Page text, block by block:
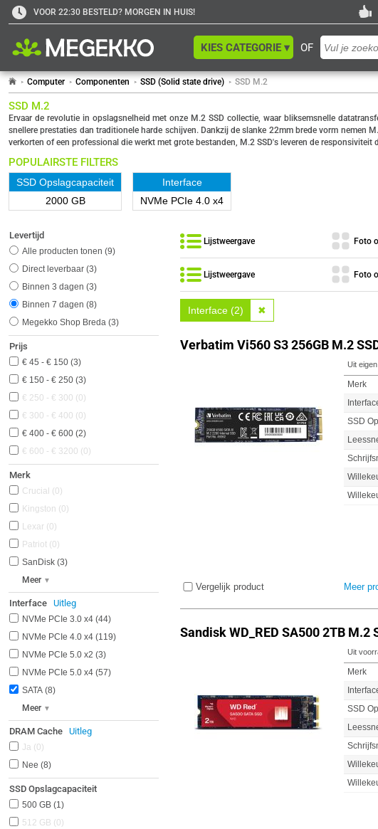
VOOR 22:30 BESTELD? MORGEN IN HUIS!
OF
KIES CATEGORIE ▾
Computer Componenten SSD (Solid state drive) SSD M.2
POPULAIRSTE FILTERS
SSD Opslagcapaciteit
2000 GB
Interface
NVMe PCIe 4.0 x4
Levertijd
Alle producten tonen 9
Direct leverbaar 3
Binnen 3 dagen 3
Binnen 7 dagen 8
Megekko Shop Breda 3
Prijs
€ 45 - € 150 3
€ 150 - € 250 3
€ 250 - € 300
0
€ 300 - € 400
0
€ 400 - € 600 2
€ 600 - € 3200
0
Merk
Crucial
0
Kingston
0
Lexar
0
Patriot
0
SanDisk 3
Meer
Interface Uitleg
NVMe PCIe 3.0 x4 44
NVMe PCIe 4.0 x4 119
NVMe PCIe 5.0 x2 3
NVMe PCIe 5.0 x4 57
SATA 8
Meer
DRAM Cache Uitleg
Ja
0
Nee 8
SSD Opslagcapaciteit
500 GB 1
512 GB
0
Lijstweergave Foto
Interface (2) ✖
Verbatim Vi560 S3 256GB M.2
Uit
Merk
SSD
Vergelijk product Meer
Sandisk WD_RED SA500 2TB M.2
Uit
Merk
SSD
Lijstweergave Foto
SSD M.2
Ervaar de revolutie in opslagsnelheid met onze M.2 SSD collectie, waar bliksemsnelle
snellere prestaties dan traditionele harde schijven. Dankzij de slanke 22mm brede vorm nemen
verkorten of een professional die werkt met grote bestanden, M.2 SSD's leveren de